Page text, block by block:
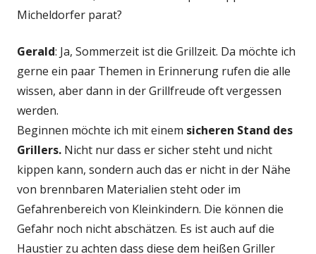
Micheldorfer parat?
Gerald: Ja, Sommerzeit ist die Grillzeit. Da möchte ich
gerne ein paar Themen in Erinnerung rufen die alle
wissen, aber dann in der Grillfreude oft vergessen
werden.
Beginnen möchte ich mit einem sicheren Stand des
Grillers. Nicht nur dass er sicher steht und nicht
kippen kann, sondern auch das er nicht in der Nähe
von brennbaren Materialien steht oder im
Gefahrenbereich von Kleinkindern. Die können die
Gefahr noch nicht abschätzen. Es ist auch auf die
Haustier zu achten dass diese dem heißen Griller